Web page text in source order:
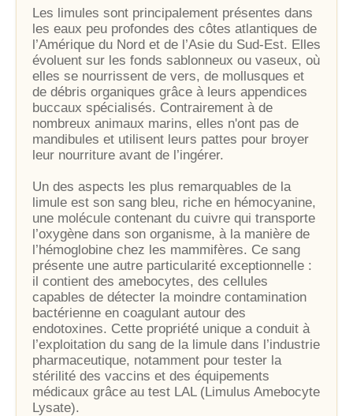
Les limules sont principalement présentes dans
les eaux peu profondes des côtes atlantiques de
l’Amérique du Nord et de l’Asie du Sud-Est. Elles
évoluent sur les fonds sablonneux ou vaseux, où
elles se nourrissent de vers, de mollusques et
de débris organiques grâce à leurs appendices
buccaux spécialisés. Contrairement à de
nombreux animaux marins, elles n'ont pas de
mandibules et utilisent leurs pattes pour broyer
leur nourriture avant de l’ingérer.
Un des aspects les plus remarquables de la
limule est son sang bleu, riche en hémocyanine,
une molécule contenant du cuivre qui transporte
l’oxygène dans son organisme, à la manière de
l’hémoglobine chez les mammifères. Ce sang
présente une autre particularité exceptionnelle :
il contient des amebocytes, des cellules
capables de détecter la moindre contamination
bactérienne en coagulant autour des
endotoxines. Cette propriété unique a conduit à
l’exploitation du sang de la limule dans l’industrie
pharmaceutique, notamment pour tester la
stérilité des vaccins et des équipements
médicaux grâce au test LAL (Limulus Amebocyte
Lysate).